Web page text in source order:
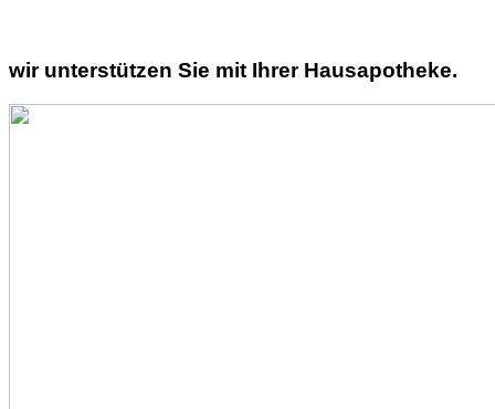
wir unterstützen Sie mit Ihrer Hausapotheke.